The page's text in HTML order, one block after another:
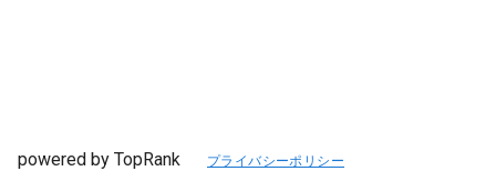
powered by TopRank プライバシーポリシー